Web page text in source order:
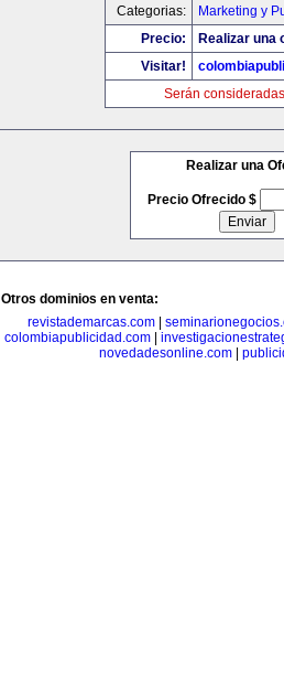
Categorias:
Marketing y
Precio:
Realizar una
Visitar!
Serán
Realizar una
Precio Ofrecido $
Otros dominios en venta:
revistademarcas.com
colombiapublicidad.com
novedadesonline.com|